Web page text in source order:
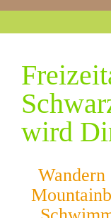
wird
Wandern